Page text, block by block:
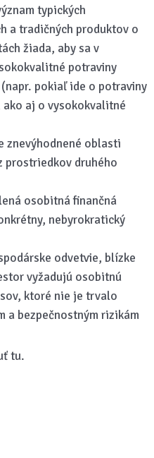
typických
a tradičných produktov o
žiada, aby sa v
potraviny
pokiaľ ide o potraviny
aj o vysokokvalitné
znevýhodnené oblasti
prostriedkov druhého
osobitná finančná
nebyrokratický
odvetvie, blízke
vyžadujú osobitnú
ktoré nie je trvalo
a bezpečnostným rizikám
tu.